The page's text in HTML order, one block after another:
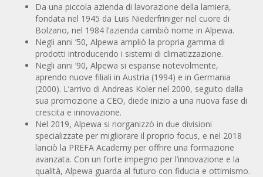
Da una piccola azienda di lavorazione della lamiera,
fondata nel 1945 da Luis Niederfriniger nel cuore di
Bolzano, nel 1984 l’azienda cambiò nome in Alpewa.
Negli anni ’50, Alpewa ampliò la propria gamma di
prodotti introducendo i sistemi di climatizzazione.
Negli anni ’90, Alpewa si espanse notevolmente,
aprendo nuove filiali in Austria (1994) e in Germania
(2000). L’arrivo di Andreas Koler nel 2000, seguito dalla
sua promozione a CEO, diede inizio a una nuova fase di
crescita e innovazione.
Nel 2019, Alpewa si riorganizzò in due divisioni
specializzate per migliorare il proprio focus, e nel 2018
lanciò la PREFA Academy per offrire una formazione
avanzata. Con un forte impegno per l’innovazione e la
qualità, Alpewa guarda al futuro con fiducia e ottimismo.